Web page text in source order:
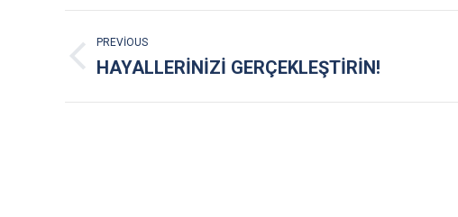
POST
NAVIGATION
PREVIOUS
Previous
HAYALLERİNİZİ GERÇEKLEŞTİRİN!